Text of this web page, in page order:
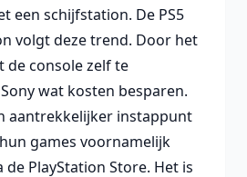
een schijfstation. De PS5
volgt deze trend. Door het
de console zelf te
wat kosten besparen.
aantrekkelijker instappunt
games voornamelijk
PlayStation Store. Het is